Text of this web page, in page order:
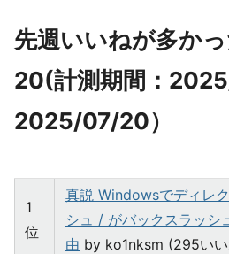
先週いいねが多か
20(計測期間：
2025/07/20）
1
位
真説 Windowsでディレ
シュ / がバックスラッシ
由 by ko1nksm (295い